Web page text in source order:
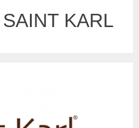
SAINT KARL